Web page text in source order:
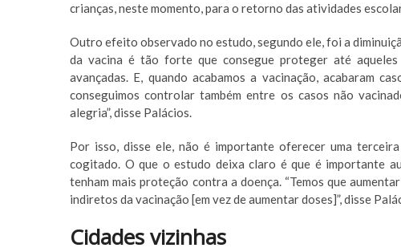
crianças, neste momento, para o retorno das atividades
Outro efeito observado no estudo, segundo ele, foi a
da vacina é tão forte que consegue proteger até
avançadas. E, quando acabamos a vacinação, acabaram
conseguimos controlar também entre os casos não
alegria”, disse Palácios.
Por isso, disse ele, não é importante oferecer uma
cogitado. O que o estudo deixa claro é que é importante
tenham mais proteção contra a doença. “Temos que
indiretos da vacinação [em vez de aumentar doses]”, disse
Cidades vizinhas